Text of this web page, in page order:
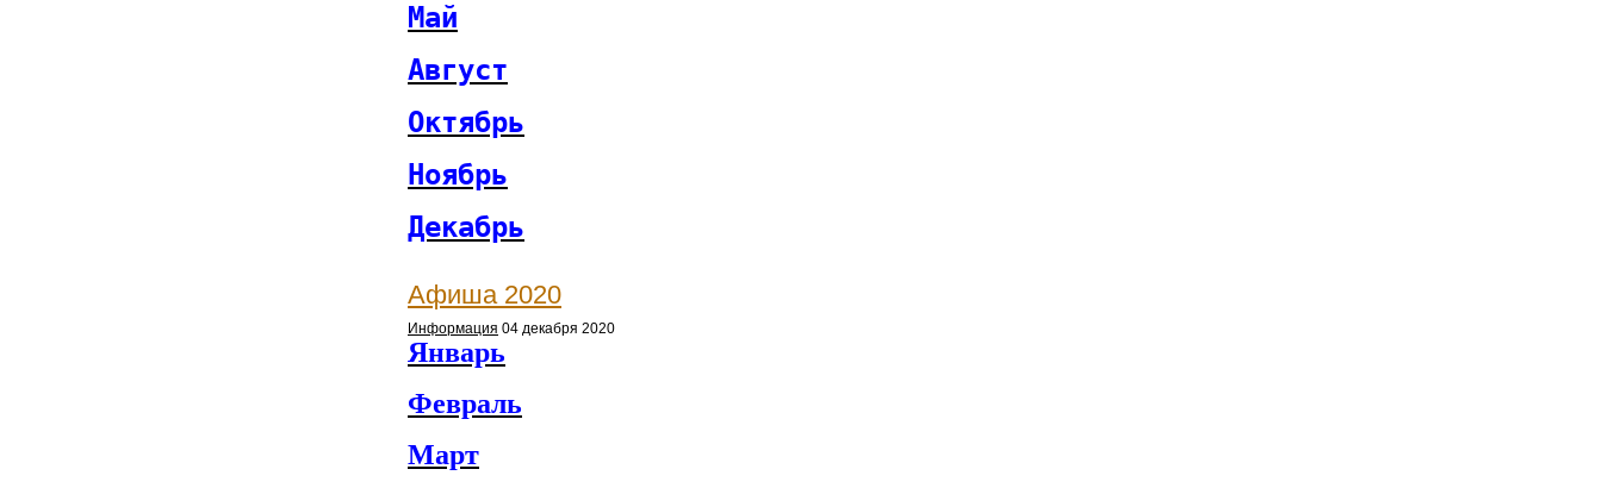
Май
Август
Октябрь
Ноябрь
Декабрь
Афиша 2020
Информация 04 декабря 2020
Январь
Февраль
Март